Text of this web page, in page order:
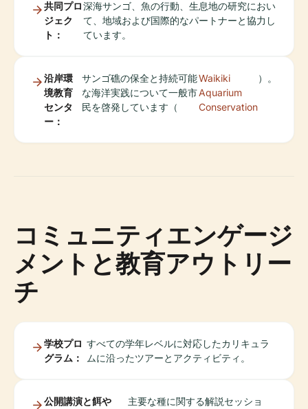
共同プロ
ジェク
ト：
深海サンゴ、魚の行動、生息地の研究におい
て、地域および国際的なパートナーと協力し
ています。
沿岸環
境教育
センタ
ー：
サンゴ礁の保全と持続可能
な海洋実践について一般市
民を啓発しています（
Waikiki
Aquarium
Conservation
）。
コミュニティエンゲージ
メントと教育アウトリー
チ
学校プロ
グラム：
すべての学年レベルに対応したカリキュラ
ムに沿ったツアーとアクティビティ。
公開講演と餌や
主要な種に関する解説セッショ